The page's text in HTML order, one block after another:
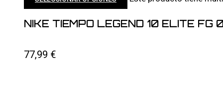
NIKE TIEMPO LEGEND 10 ELITE FG
77,99 €